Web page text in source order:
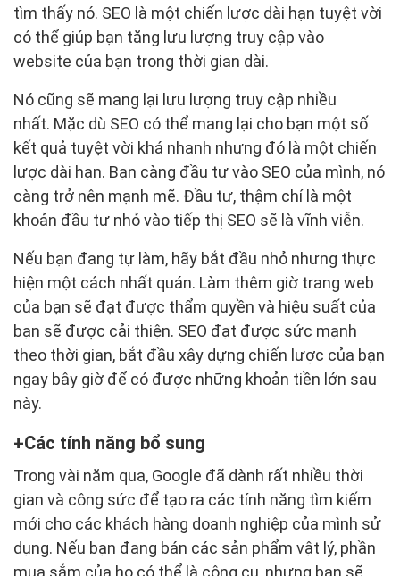
tìm thấy nó. SEO là một chiến lược dài hạn tuyệt vời
có thể giúp bạn tăng lưu lượng truy cập vào
website của bạn trong thời gian dài.
Nó cũng sẽ mang lại lưu lượng truy cập nhiều
nhất. Mặc dù SEO có thể mang lại cho bạn một số
kết quả tuyệt vời khá nhanh nhưng đó là một chiến
lược dài hạn. Bạn càng đầu tư vào SEO của mình, nó
càng trở nên mạnh mẽ. Đầu tư, thậm chí là một
khoản đầu tư nhỏ vào tiếp thị SEO sẽ là vĩnh viễn.
Nếu bạn đang tự làm, hãy bắt đầu nhỏ nhưng thực
hiện một cách nhất quán. Làm thêm giờ trang web
của bạn sẽ đạt được thẩm quyền và hiệu suất của
bạn sẽ được cải thiện. SEO đạt được sức mạnh
theo thời gian, bắt đầu xây dựng chiến lược của bạn
ngay bây giờ để có được những khoản tiền lớn sau
này.
Các tính năng bổ sung
Trong vài năm qua, Google đã dành rất nhiều thời
gian và công sức để tạo ra các tính năng tìm kiếm
mới cho các khách hàng doanh nghiệp của mình sử
dụng. Nếu bạn đang bán các sản phẩm vật lý, phần
mua sắm của họ có thể là công cụ, nhưng bạn sẽ